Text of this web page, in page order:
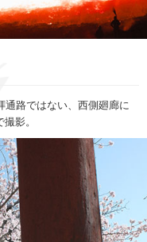
通路ではない、西側廻廊に
影。